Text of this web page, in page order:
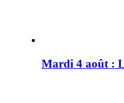
Mardi 4 août :